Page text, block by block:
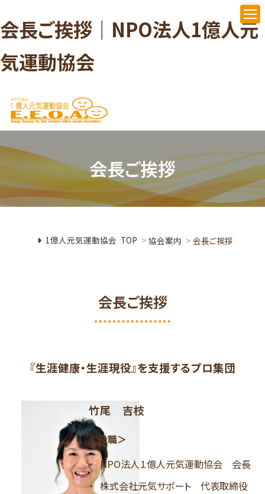
会長ご挨拶｜NPO法人1億人元
気運動協会
会長ご挨拶
1億人元気運動協会 TOP > 協会案内 > 会長ご挨拶
会長ご挨拶
『生涯健康・生涯現役』を支援するプロ集団
竹尾 吉枝
＜役職＞
NPO法人１億人元気運動協会 会長
株式会社元気サポート 代表取締役